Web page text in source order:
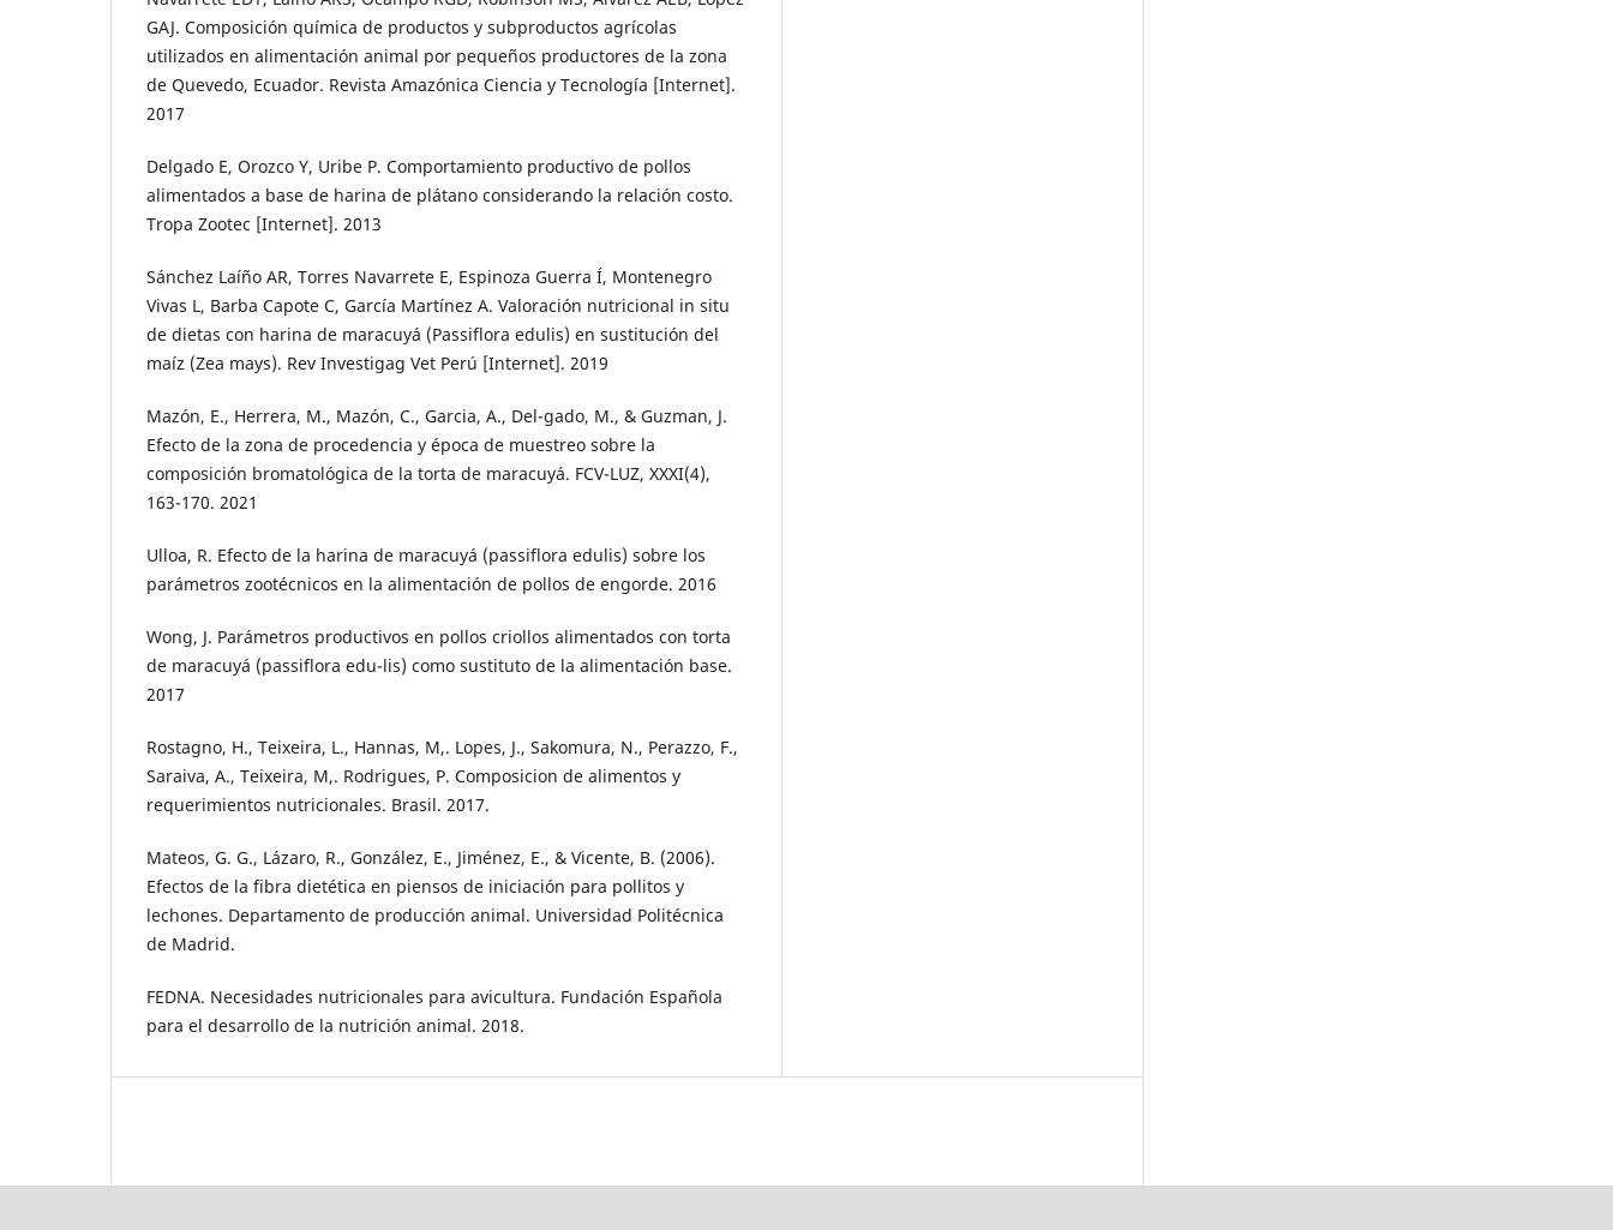
GAJ. Composición química de productos y subproductos agrícolas
utilizados en alimentación animal por pequeños productores de la zona
de Quevedo, Ecuador. Revista Amazónica Ciencia y Tecnología [Internet].
2017
Delgado E, Orozco Y, Uribe P. Comportamiento productivo de pollos
alimentados a base de harina de plátano considerando la relación costo.
Tropa Zootec [Internet]. 2013
Sánchez Laíño AR, Torres Navarrete E, Espinoza Guerra Í, Montenegro
Vivas L, Barba Capote C, García Martínez A. Valoración nutricional in situ
de dietas con harina de maracuyá (Passiflora edulis) en sustitución del
maíz (Zea mays). Rev Investigag Vet Perú [Internet]. 2019
Mazón, E., Herrera, M., Mazón, C., Garcia, A., Del-gado, M., & Guzman, J.
Efecto de la zona de procedencia y época de muestreo sobre la
composición bromatológica de la torta de maracuyá. FCV-LUZ, XXXI(4),
163-170. 2021
Ulloa, R. Efecto de la harina de maracuyá (passiflora edulis) sobre los
parámetros zootécnicos en la alimentación de pollos de engorde. 2016
Wong, J. Parámetros productivos en pollos criollos alimentados con torta
de maracuyá (passiflora edu-lis) como sustituto de la alimentación base.
2017
Rostagno, H., Teixeira, L., Hannas, M,. Lopes, J., Sakomura, N., Perazzo, F.,
Saraiva, A., Teixeira, M,. Rodrigues, P. Composicion de alimentos y
requerimientos nutricionales. Brasil. 2017.
Mateos, G. G., Lázaro, R., González, E., Jiménez, E., & Vicente, B. (2006).
Efectos de la fibra dietética en piensos de iniciación para pollitos y
lechones. Departamento de producción animal. Universidad Politécnica
de Madrid.
FEDNA. Necesidades nutricionales para avicultura. Fundación Española
para el desarrollo de la nutrición animal. 2018.